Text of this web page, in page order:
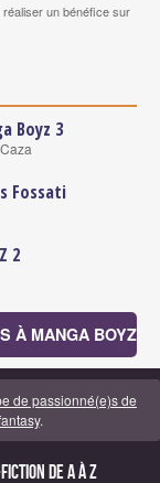
un bénéfice sur
Boyz 3
Fossati
2
À MANGA BOYZ
de passionné(e)s de
.
de A à Z